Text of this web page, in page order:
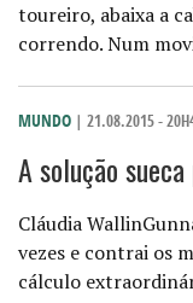
toureiro, abaixa a
correndo. Num
MUNDO | 21.08.2015 -
A solução
Cláudia
vezes e contrai os
cálculo